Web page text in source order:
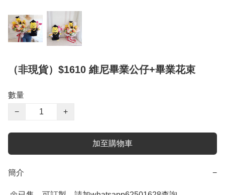
（非現貨）$1610 維尼畢業公仔+畢業花束
數量
−
+
加至購物車
簡介 −